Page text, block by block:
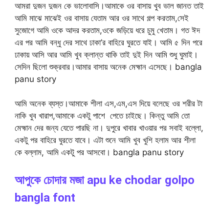
আমরা দুজন দুজন কে ভালোবাসি।আমাকে ওর বাসায় খুব ভাল জানত তাই
আমি মাঝে মাঝেই ওর বাসায় যেতাম আর ওর সাথে গল্প করতাম,সেই
সুজোগে আমি ওকে আদর করতাম,ওকে জড়িয়ে ধরে চুমু খেতাম। গত ঈদ
এর পর আমি বন্ধু দের সাথে ঢাকা’র বাহিরে ঘুরতে যাই। আমি ৫ দিন পরে
ঢাকায় আসি আর আমি খুব ক্লান্ত থাকি তাই দুই দিন আমি শুধু ঘুমাই।
সেদিন ছিলো শুক্রবার।আমার বাসায় অনেক মেহ্মান এসেছে। bangla
panu story
আমি অনেক ব্যস্ত।আমাকে শীলা এস,এম,এস দিয়ে বলেছে ওর শরীর টা
নাকি খুব খারাপ,আমাকে একটু পাশে পেতে চাইছে। কিন্তু আমি তো
মেহ্মান দের জন্য যেতে পারছি না। দুপুরে খাবার খাওয়ার পর সবাই বল্লো,
একটু পর বাহিরে ঘুরতে যাবে। এটা শুনে আমি খুব খুশি হলাম আর শীলা
কে বল্লাম, আমি একটু পর আসবো। bangla panu story
আপুকে চোদার মজা apu ke chodar golpo
bangla font